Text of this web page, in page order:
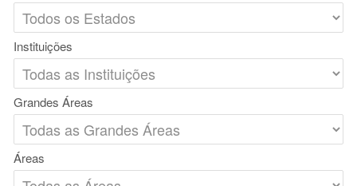
Instituições
Grandes Áreas
Áreas